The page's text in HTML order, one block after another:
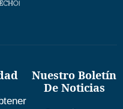
Nuestro Boletín
De Noticias